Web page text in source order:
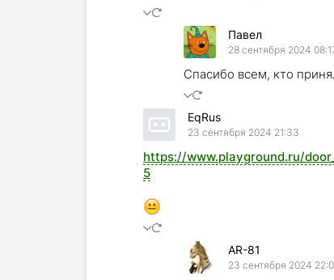
Павел
28 сентября 2024
Спасибо всем, кто
EqRus
23 сентября 2024 21:33
https://www.playground.ru/
5
AR-81
23 сентября 2024